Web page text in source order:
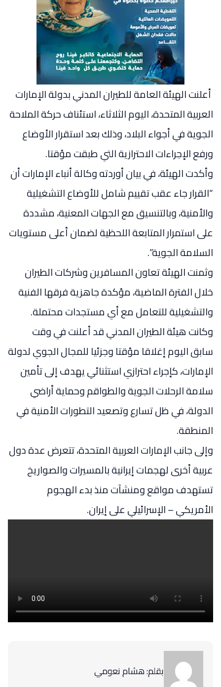
أعلنت الهيئة العامة للطيران المدني بدولة الإمارات
العربية المتحدة، اليوم الثلاثاء، استئناف حركة الملاحة
الجوية في أجواء البلاد، وذلك بعد استقرار الأوضاع
ورفع الإجراءات الاحترازية التي طبقت مؤقتا.
وأكدت الهيئة، في بيان أوردته وكالة أنباء الإمارات أن
“القرار جاء عقب تقييم شامل للأوضاع التشغيلية
والأمنية، وبالتنسيق مع الجهات المعنية، مشددة
على استمرار المتابعة اللحظية لضمان أعلى مستويات
السلامة الجوية”.
وثمنت الهيئة تعاون المسافرين وشركات الطيران
خلال الفترة الماضية، مؤكدة جاهزية فرقها الفنية
والتشغيلية للتعامل مع أي مستجدات محتملة.
وكانت هيئة الطيران المدني قد أعلنت في وقت
سابق اليوم إغلاقا مؤقتا وجزئيا للمجال الجوي لدولة
الإمارات، كإجراء احترازي استثنائي يهدف إلى تأمين
سلامة الرحلات الجوية والطواقم وحماية أراضي
الدولة، في ظل تسارع وتصعيد التطورات الأمنية في
المنطقة.
وإلى جانب الإمارات العربية المتحدة، تتعرض عدة دول
عربية أخرى لهجمات إيرانية بالمسيرات والصواريخ
تستهدف مواقع ومنشآت منذ بدء الهجوم
الأمريكي – الإسرائيلي على إيران.
بقلم: هشام نعومي